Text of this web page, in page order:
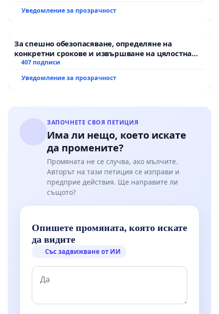
Уведомление за прозрачност
За спешно обезопасяване, определяне на
конкретни срокове и извършване на цялостна
рехабилитация на републиканския път между
Мирово - к.к. Момин проход
407 подписи
Уведомление за прозрачност
ЗАПОЧНЕТЕ СВОЯ ПЕТИЦИЯ
Има ли нещо, което искате
да промените?
Промяната не се случва, ако мълчите.
Авторът на тази петиция се изправи и
предприе действия. Ще направите ли
същото?
Опишете промяната, която искате
да видите
Със задвижване от ИИ